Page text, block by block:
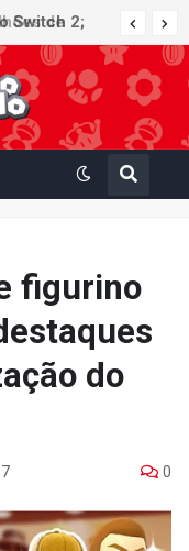
Switch 2;
figurino
do
0